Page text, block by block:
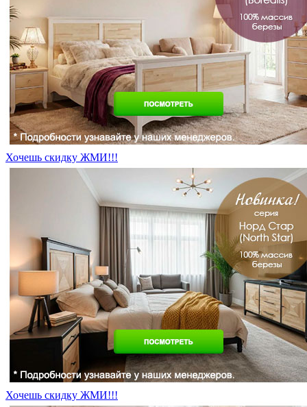
Хочешь скидку ЖМИ!!!
Хочешь скидку ЖМИ!!!